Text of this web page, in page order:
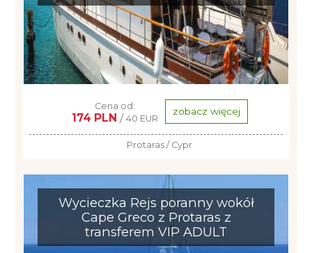
Cena od:
174 PLN / 40 EUR
zobacz więcej
Protaras / Cypr
Wycieczka Rejs poranny wokół
Cape Greco z Protaras z
transferem VIP ADULT